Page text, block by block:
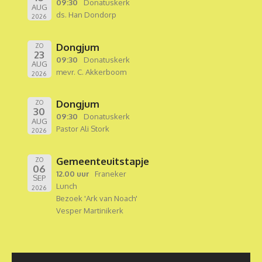
AUG
2026
09:30
Donatuskerk
ds. Han Dondorp
ZO
23
AUG
2026
Dongjum
09:30
Donatuskerk
mevr. C. Akkerboom
ZO
30
AUG
2026
Dongjum
09:30
Donatuskerk
Pastor Ali Stork
ZO
06
SEP
2026
Gemeenteuitstapje
12.00 uur
Franeker
Lunch
Bezoek 'Ark van Noach'
Vesper Martinikerk